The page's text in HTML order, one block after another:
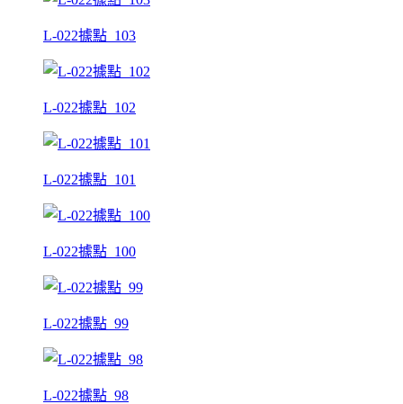
L-022據點_103
L-022據點_102
L-022據點_101
L-022據點_100
L-022據點_99
L-022據點_98